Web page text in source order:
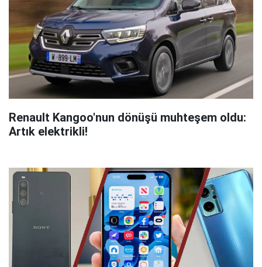
Renault Kangoo'nun dönüşü muhteşem oldu:
Artık elektrikli!